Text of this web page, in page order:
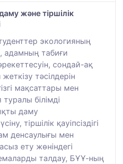
және тіршілік
экологияның
адамның табиғи
сондай-ақ
тәсілдерін
мақсаттары мен
білімді
даму
тіршілік қауіпсіздігі
денсаулығы мен
ету жөніндегі
талдау, БҰҰ-ның